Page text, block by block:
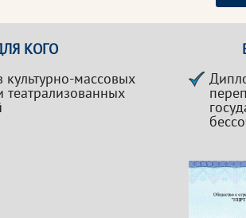
КОГО
культурно-массовых